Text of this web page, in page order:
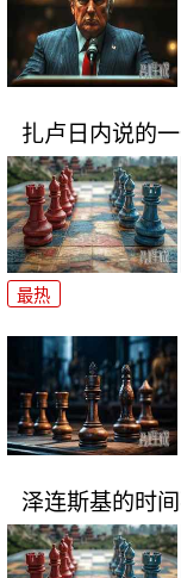
扎卢日内说的
最热
泽连斯基的时